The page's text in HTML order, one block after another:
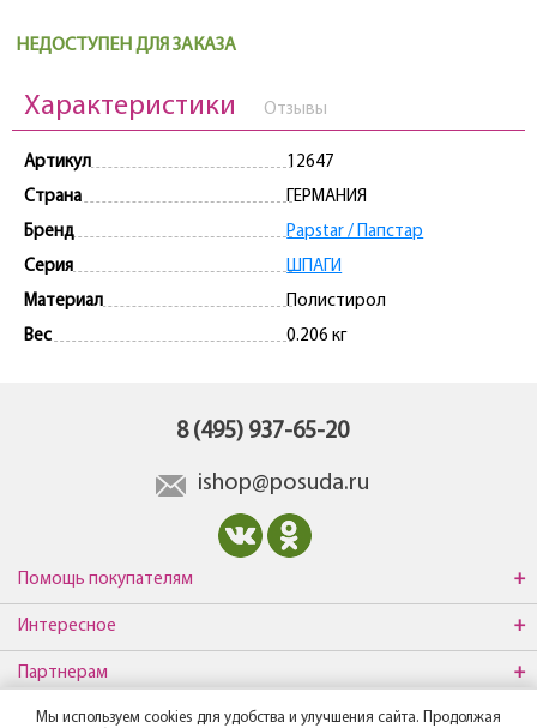
НЕДОСТУПЕН ДЛЯ ЗАКАЗА
Характеристики Отзывы
Артикул
12647
Страна
ГЕРМАНИЯ
Бренд
Papstar / Папстар
Серия
ШПАГИ
Материал
Полистирол
Вес
0.206 кг
8 (495) 937-65-20
ishop@posuda.ru
Помощь покупателям
Интересное
Партнерам
О компании
Мы используем cookies для удобства и улучшения сайта. Продолжая